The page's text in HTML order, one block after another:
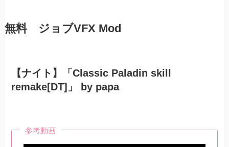
無料 ジョブVFX Mod
【ナイト】「Classic Paladin skill
remake[DT]」 by papa
参考動画